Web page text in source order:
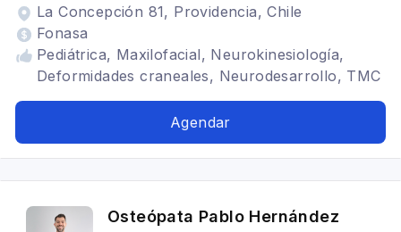
La Concepción 81, Providencia, Chile
Fonasa
Pediátrica, Maxilofacial, Neurokinesiología,
Deformidades craneales, Neurodesarrollo, TMC
Agendar
Osteópata Pablo Hernández